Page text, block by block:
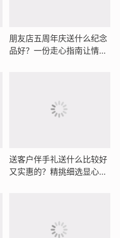
朋友店五周年庆送什么纪念
品好？一份走心指南让情谊
送客户伴手礼送什么比较好
又实惠的？精挑细选显心